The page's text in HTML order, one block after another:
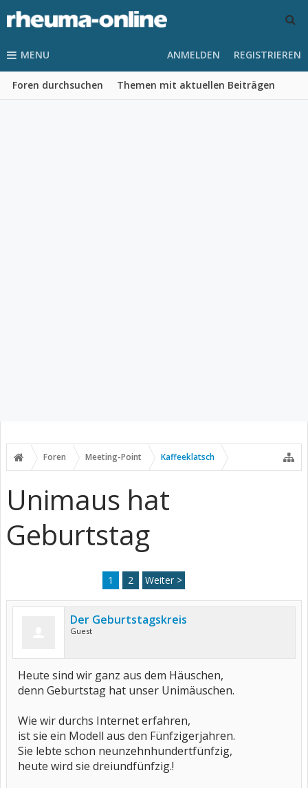
MENU
Foren durchsuchen Themen mit aktuellen Beiträgen
ANMELDEN REGISTRIEREN
Foren Meeting-Point Kaffeeklatsch
Unimaus hat
Geburtstag
1 2 Weiter >
Der Geburtstagskreis
Guest
Heute sind wir ganz aus dem Häuschen,
denn Geburtstag hat unser Unimäuschen.
Wie wir durchs Internet erfahren,
ist sie ein Modell aus den Fünfzigerjahren.
Sie lebte schon neunzehnhundertfünfzig,
heute wird sie dreiundfünfzig.!